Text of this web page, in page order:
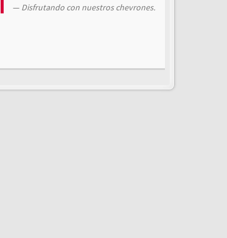
Disfrutando con nuestros chevrones.